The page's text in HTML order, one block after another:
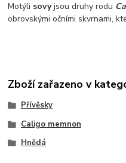
Motýli sovyjsou druhy rodu
obrovskými očními skvrnami,
Zboží zařazeno v
Přívěsky
Caligo memnon
Hnědá